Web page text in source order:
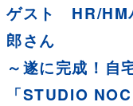
ゲスト HR/HM
郎さん
～遂に完成！自
「STUDIO